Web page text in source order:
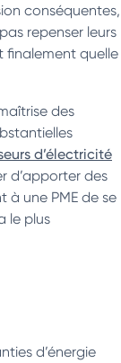
conséquentes,
repenser leurs
finalement quelle
des
d’électricité
d’apporter des
à une PME de se
le plus
d’énergie